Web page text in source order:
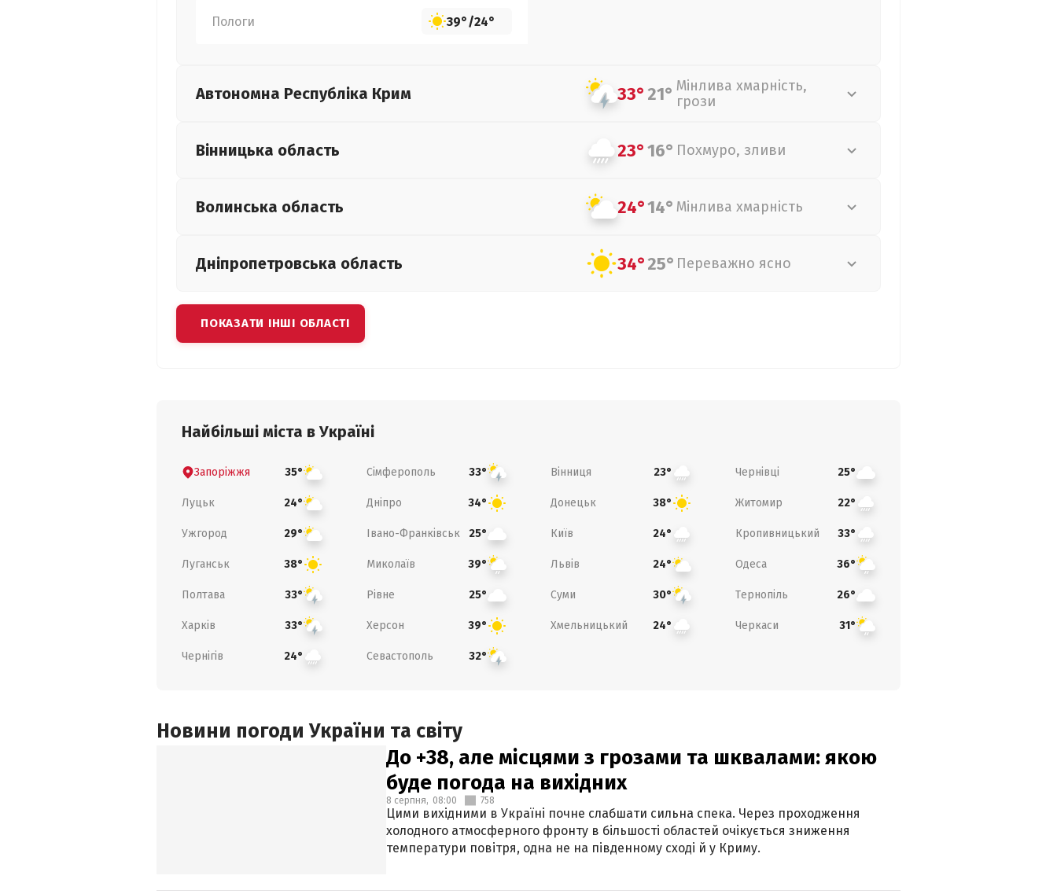
Пологи 39°/24°
Автономна Республіка Крим 33°21° Мінлива хмарність,
грози
Вінницька область 23°16° Похмуро, зливи
Волинська область 24°14° Мінлива хмарність
Дніпропетровська область 34°25° Переважно ясно
ПОКАЗАТИ ІНШІ ОБЛАСТІ
Найбільші міста в Україні
Запоріжжя 35° Сімферополь 33° Вінниця 23° Чернівці 25°
Луцьк 24° Дніпро 34° Донецьк 38° Житомир 22°
Ужгород 29° Івано-Франківськ 25° Київ 24° Кропивницький 33°
Луганськ 38° Миколаїв 39° Львів 24° Одеса 36°
Полтава 33° Рівне 25° Суми 30° Тернопіль 26°
Харків 33° Херсон 39° Хмельницький 24° Черкаси 31°
Чернігів 24° Севастополь 32°
Новини погоди України та світу
До +38, але місцями з грозами та шквалами: якою
буде погода на вихідних
8 серпня, 08:00 758
Цими вихідними в Україні почне слабшати сильна спека. Через проходження
холодного атмосферного фронту в більшості областей очікується зниження
температури повітря, одна не на південному сході й у Криму.